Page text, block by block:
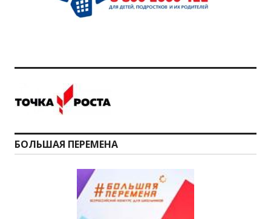
БОЛЬШАЯ ПЕРЕМЕНА